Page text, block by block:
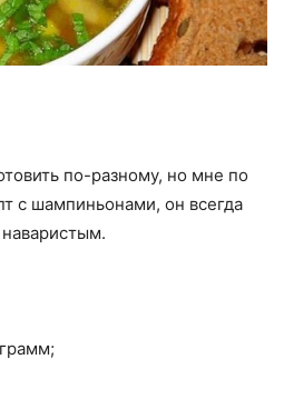
по-разному, но мне по
с шампиньонами, он всегда